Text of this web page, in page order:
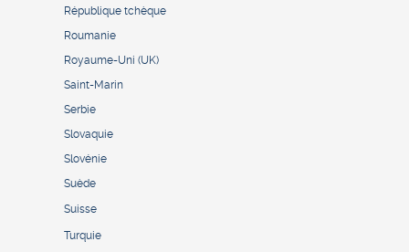
République tchèque
Roumanie
Royaume-Uni (UK)
Saint-Marin
Serbie
Slovaquie
Slovénie
Suède
Suisse
Turquie